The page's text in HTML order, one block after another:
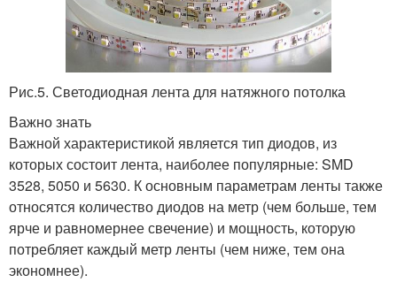
Рис.5. Светодиодная лента для натяжного потолка
Важно знать
Важной характеристикой является тип диодов, из
которых состоит лента, наиболее популярные: SMD
3528, 5050 и 5630. К основным параметрам ленты также
относятся количество диодов на метр (чем больше, тем
ярче и равномернее свечение) и мощность, которую
потребляет каждый метр ленты (чем ниже, тем она
экономнее).